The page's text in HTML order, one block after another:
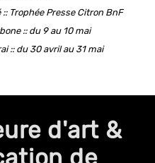
Trophée Presse Citron BnF
:: du 9 au 10 mai
:: du 30 avril au 31 mai
d'art &